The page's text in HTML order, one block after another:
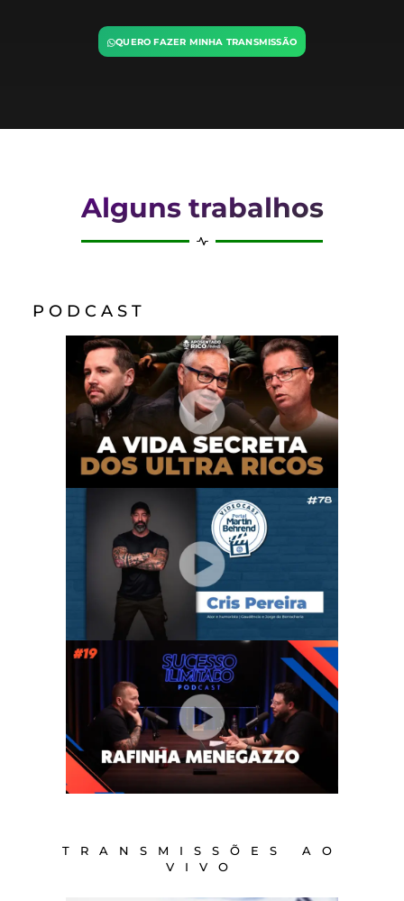
QUERO FAZER MINHA TRANSMISSÃO
Alguns trabalhos
P O D C A S T
TRANSMISSÕES AO
VIVO